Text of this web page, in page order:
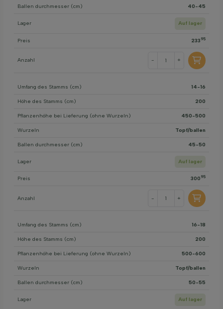
Ballen durchmesser (cm) 40-45
Lager Auf lager
Preis 233 95
Anzahl - +
Umfang des Stamms (cm) 14-16
Höhe des Stamms (cm) 200
Pflanzenhöhe bei Lieferung (ohne Wurzeln) 450-500
Wurzeln Topf/ballen
Ballen durchmesser (cm) 45-50
Lager Auf lager
Preis 300 95
Anzahl - +
Umfang des Stamms (cm) 16-18
Höhe des Stamms (cm) 200
Pflanzenhöhe bei Lieferung (ohne Wurzeln) 500-600
Wurzeln Topf/ballen
Ballen durchmesser (cm) 50-55
Lager Auf lager